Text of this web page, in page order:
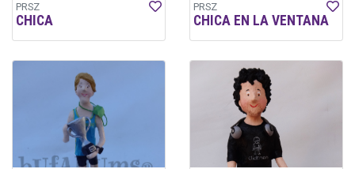
PRSZ
CHICA
PRSZ
CHICA EN LA VENTANA